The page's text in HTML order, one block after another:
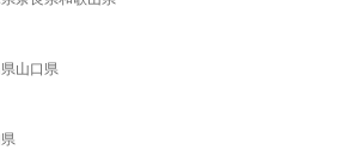
山口県